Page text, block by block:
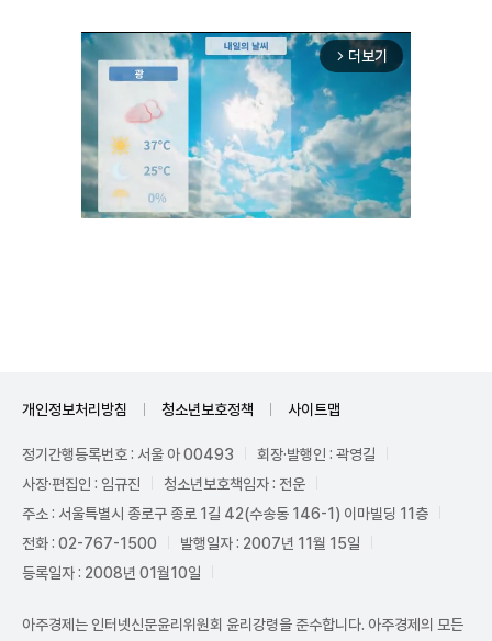
arrow_forward_ios 더보기
개인정보처리방침 청소년보호정책 사이트맵
정기간행등록번호 : 서울 아 00493
회장·발행인 : 곽영길
사장·편집인 : 임규진
청소년보호책임자 : 전운
주소 : 서울특별시 종로구 종로 1길 42(수송동 146-1) 이마빌딩 11층
전화 : 02-767-1500
발행일자 : 2007년 11월 15일
등록일자 : 2008년 01월10일
아주경제는 인터넷신문윤리위원회 윤리강령을 준수합니다. 아주경제의 모든